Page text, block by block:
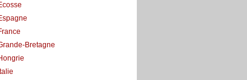
Bretagne
Italie